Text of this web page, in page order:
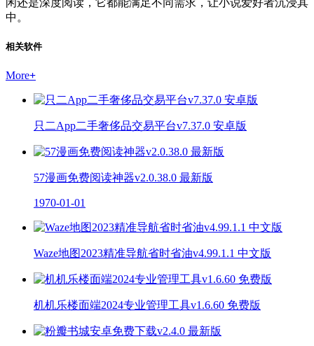
闲还是深度阅读，它都能满足不同需求，让小说爱好者沉浸其
中。
相关软件
More+
只二App二手奢侈品交易平台v7.37.0 安卓版
57漫画免费阅读神器v2.0.38.0 最新版
1970-01-01
Waze地图2023精准导航省时省油v4.99.1.1 中文版
机机乐楼面端2024专业管理工具v1.6.60 免费版